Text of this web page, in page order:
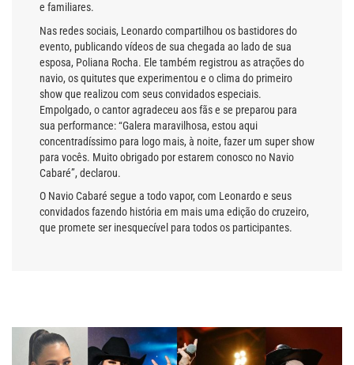
e familiares.
Nas redes sociais, Leonardo compartilhou os bastidores do
evento, publicando vídeos de sua chegada ao lado de sua
esposa, Poliana Rocha. Ele também registrou as atrações do
navio, os quitutes que experimentou e o clima do primeiro
show que realizou com seus convidados especiais.
Empolgado, o cantor agradeceu aos fãs e se preparou para
sua performance: “Galera maravilhosa, estou aqui
concentradíssimo para logo mais, à noite, fazer um super show
para vocês. Muito obrigado por estarem conosco no Navio
Cabaré”, declarou.
O Navio Cabaré segue a todo vapor, com Leonardo e seus
convidados fazendo história em mais uma edição do cruzeiro,
que promete ser inesquecível para todos os participantes.